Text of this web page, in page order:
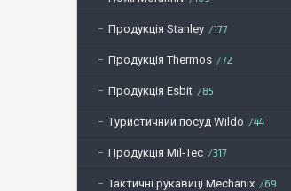
Продукція Stanley 177
Продукція Thermos 72
Продукція Esbit 85
Туристичний посуд Wildo 44
Продукція Mil-Tec 317
Тактичні рукавиці Mechanix 69